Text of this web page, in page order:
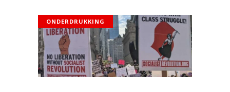
ONDERDRUKKING